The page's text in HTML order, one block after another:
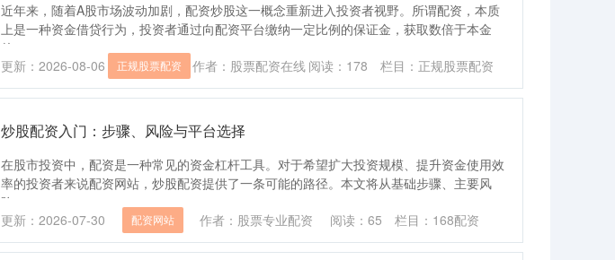
近年来，随着A股市场波动加剧，配资炒股这一概念重新进入投资者视野。所谓配资，本质
上是一种资金借贷行为，投资者通过向配资平台缴纳一定比例的保证金，获取数倍于本金
的....
更新：2026-08-06
正规股票配资 作者：股票配资在线 阅读： 178 栏目： 正规股票配资
炒股配资入门：步骤、风险与平台选择
在股市投资中，配资是一种常见的资金杠杆工具。对于希望扩大投资规模、提升资金使用效
率的投资者来说配资网站，炒股配资提供了一条可能的路径。本文将从基础步骤、主要风
险....
更新：2026-07-30
配资网站 作者：股票专业配资 阅读： 65 栏目： 168配资